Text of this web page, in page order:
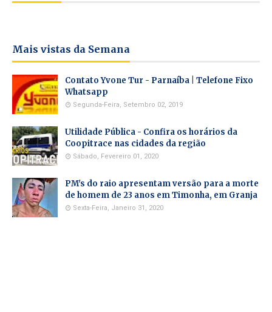
Mais vistas da Semana
Contato Yvone Tur - Parnaíba | Telefone Fixo
Whatsapp
Segunda-Feira, Setembro 02, 2019
Utilidade Pública - Confira os horários da
Coopitrace nas cidades da região
Sábado, Fevereiro 01, 2020
PM's do raio apresentam versão para a morte
de homem de 23 anos em Timonha, em Granja
Sexta-Feira, Janeiro 31, 2020